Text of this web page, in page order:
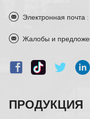
Электронная почта :
Жалобы и
ПРОДУКЦИЯ